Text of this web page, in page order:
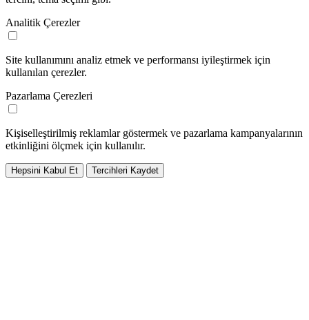
Analitik Çerezler
Site kullanımını analiz etmek ve performansı iyileştirmek için
kullanılan çerezler.
Pazarlama Çerezleri
Kişiselleştirilmiş reklamlar göstermek ve pazarlama kampanyalarının
etkinliğini ölçmek için kullanılır.
Hepsini Kabul Et Tercihleri Kaydet